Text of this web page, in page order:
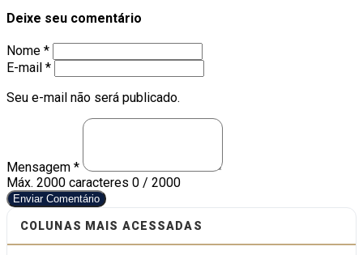
Deixe seu comentário
Nome *
E-mail *
Seu e-mail não será publicado.
Mensagem *
Máx. 2000 caracteres 0 / 2000
Enviar Comentário
COLUNAS MAIS ACESSADAS